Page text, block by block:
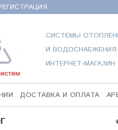
СИСТЕМЫ
И ВОДОСНАБЖЕНИЯ
ИНТЕРНЕТ-МАГАЗИН
ДОСТАВКА И ОПЛАТА